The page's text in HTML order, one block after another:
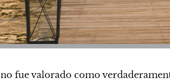
no fue valorado como